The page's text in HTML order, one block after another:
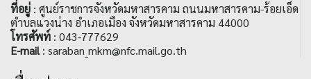
ที่อยู่ : ศูนย์ราชการจังหวัดมหาสารคาม ถนนมหาสารคาม-ร้อยเอ็ด
ตำบลแวงน่าง อำเภอเมือง จังหวัดมหาสารคาม 44000
โทรศัพท์ : 043-777629
E-mail: saraban_mkm@nfc.mail.go.th